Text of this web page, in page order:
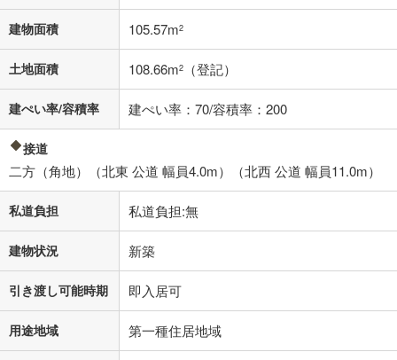
不動産会社に購入相談をする
閉じる
建物面積 105.57m2
土地面積 108.66m2 （登記）
建ぺい率/容積率 建ぺい率：70/容積率：200
接道
二方（角地）（北東 公道 幅員4.0m）（北西 公道 幅員11.0m）
私道負担 私道負担:無
建物状況 新築
引き渡し可能時期 即入居可
用途地域 第一種住居地域